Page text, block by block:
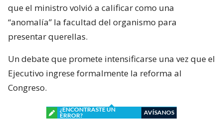
que el ministro volvió a calificar como una
“anomalía” la facultad del organismo para
presentar querellas.
Un debate que promete intensificarse una vez que el
Ejecutivo ingrese formalmente la reforma al
Congreso.
¿ENCONTRASTE UN
ERROR?
AVÍSANOS